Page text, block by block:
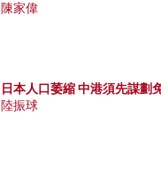
陳家偉
日本人口萎縮 中港須先謀劃
陸振球